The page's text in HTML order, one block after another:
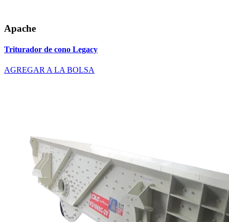
Apache
Triturador de cono Legacy
AGREGAR A LA BOLSA